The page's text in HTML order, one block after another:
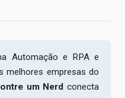
Automação e RPA e
melhores empresas do
um Nerd conecta